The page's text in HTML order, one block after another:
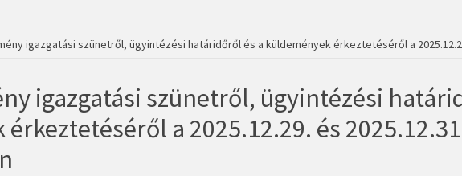
igazgatási szünetről, ügyintézési határidőről és a küldemények érkeztetéséről a
igazgatási szünetről, ügyintézési
a 2025.12.29. és